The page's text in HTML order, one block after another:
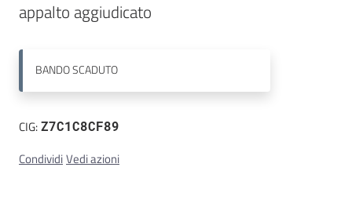
Contatti
appalto aggiudicato
BANDOSCADUTO
CIG:Z7C1C8CF89
CondividiVedi azioni